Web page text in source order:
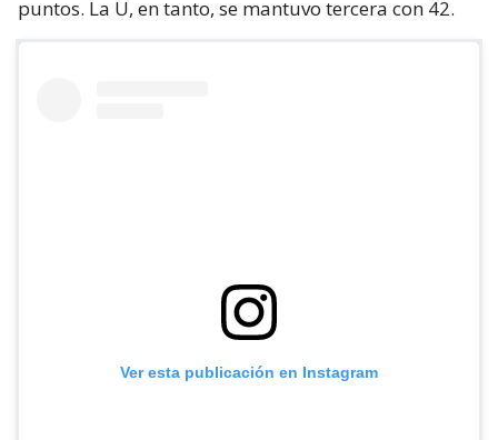
puntos. La U, en tanto, se mantuvo tercera con 42.
Ver esta publicación en Instagram